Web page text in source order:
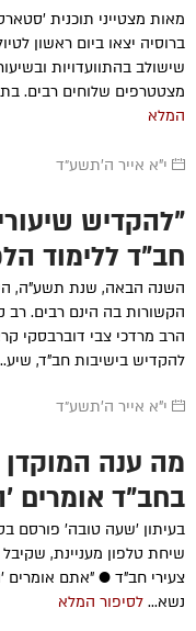
מאות מצטייני תוכנית
ברוסיה יצאו ביום ראשון
שישולב בהתוועדויות
מצטטרפים שלוחים רבים.
המלא
י"א אייר ה׳תשע״ד
"להקדיש
חב"ד ללימוד
השנה הבאה, שנת תשע"ה,
הקשורות בה הינם רבים.
הרב מרדכי צבי דוברבסקי
להקדיש בישיבות חב"ד,
י"א אייר ה׳תשע״ד
מה ענה
בחב"ד אומרים
בעיתון 'שעה טובה' פורסם
שיחת טלפון מעניינת, שקיבל
צעירי חב"ד ● "אתם אומרים
נשא... לסיפור המלא